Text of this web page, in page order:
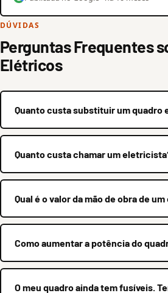
DÚVIDAS
Perguntas Frequentes
Elétricos
Quanto custa substituir um quadro
Quanto custa chamar um
Qual é o valor da mão de obra de
Como aumentar a potência do
O meu quadro ainda tem fusíveis.